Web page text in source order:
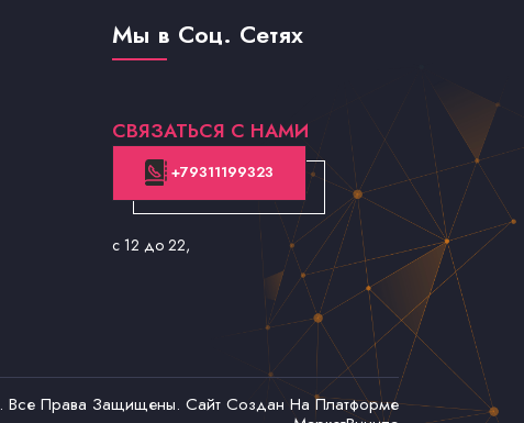
Мы в Соц. Сетях
СВЯЗАТЬСЯ С НАМИ
+79311199323
с 12 до 22,
. Все Права Защищены. Сайт Создан На Платформе